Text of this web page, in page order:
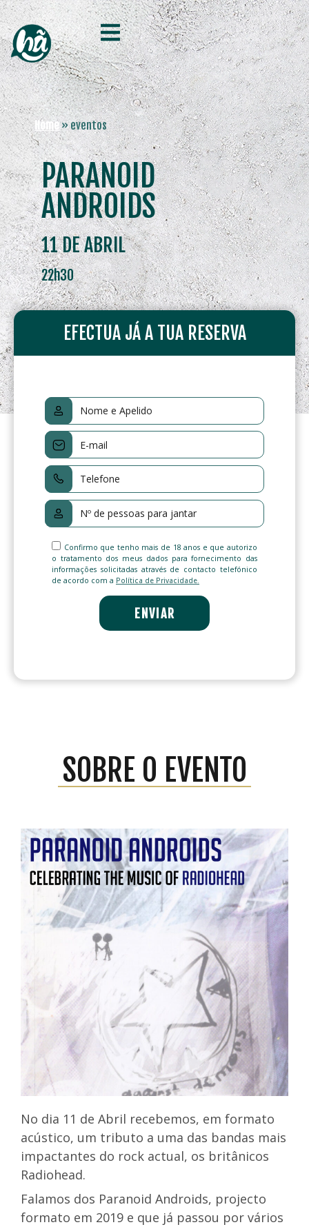
Home»eventos
PARANOID
ANDROIDS
11 DE ABRIL
22h30
EFECTUA JÁ A TUA RESERVA
Confirmo que tenho mais de 18 anos e que autorizo
o tratamento dos meus dados para fornecimento das
informações solicitadas através de contacto telefónico
de acordo com a Política de Privacidade.
ENVIAR
SOBRE O EVENTO
No dia 11 de Abril recebemos, em formato
acústico, um tributo a uma das bandas mais
impactantes do rock actual, os britânicos
Radiohead.
Falamos dos Paranoid Androids, projecto
formato em 2019 e que já passou por vários